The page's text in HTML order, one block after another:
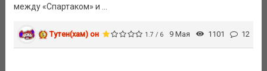
между «Спартаком» и ...
Тутен(хам) он 1.7 / 6 9 Мая 1101 12